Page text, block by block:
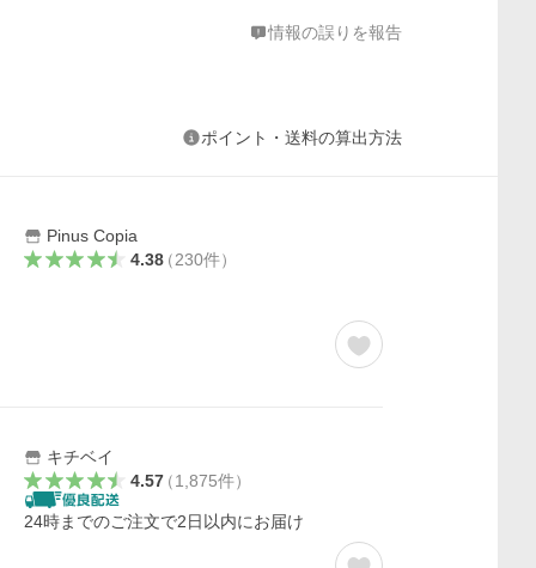
情報の誤りを報告
ポイント・送料の算出方法
Pinus Copia
4.38（230件）
キチベイ
4.57（1,875件）
24時までのご注文で2日以内にお届け